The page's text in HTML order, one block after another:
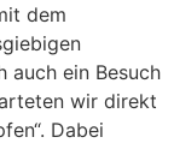
dem
auch ein Besuch
wir direkt
Dabei